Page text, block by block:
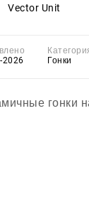
Vector Unit
2026
Гонки
гонки